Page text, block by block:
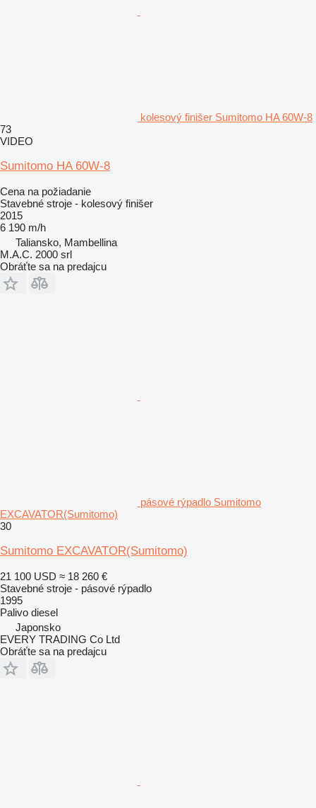
kolesový finišer Sumitomo HA 60W-8
73
VIDEO
Sumitomo HA 60W-8
Cena na požiadanie
Stavebné stroje - kolesový finišer
2015
6 190 m/h
Taliansko, Mambellina
M.A.C. 2000 srl
Obráťte sa na predajcu
pásové rýpadlo Sumitomo
EXCAVATOR(Sumitomo)
30
Sumitomo EXCAVATOR(Sumitomo)
21 100 USD ≈ 18 260 €
Stavebné stroje - pásové rýpadlo
1995
Palivo diesel
Japonsko
EVERY TRADING Co Ltd
Obráťte sa na predajcu